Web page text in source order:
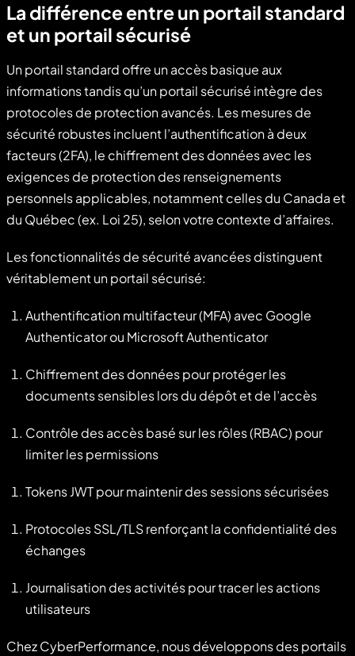
La différence entre un portail standard
et un portail sécurisé
Un portail standard offre un accès basique aux
informations tandis qu’un portail sécurisé intègre des
protocoles de protection avancés. Les mesures de
sécurité robustes incluent l’authentification à deux
facteurs (2FA), le chiffrement des données avec les
exigences de protection des renseignements
personnels applicables, notamment celles du Canada et
du Québec (ex. Loi 25), selon votre contexte d’affaires.
Les fonctionnalités de sécurité avancées distinguent
véritablement un portail sécurisé:
Authentification multifacteur (MFA) avec Google
Authenticator ou Microsoft Authenticator
Chiffrement des données pour protéger les
documents sensibles lors du dépôt et de l’accès
Contrôle des accès basé sur les rôles (RBAC) pour
limiter les permissions
Tokens JWT pour maintenir des sessions sécurisées
Protocoles SSL/TLS renforçant la confidentialité des
échanges
Journalisation des activités pour tracer les actions
utilisateurs
Chez CyberPerformance, nous développons des portails